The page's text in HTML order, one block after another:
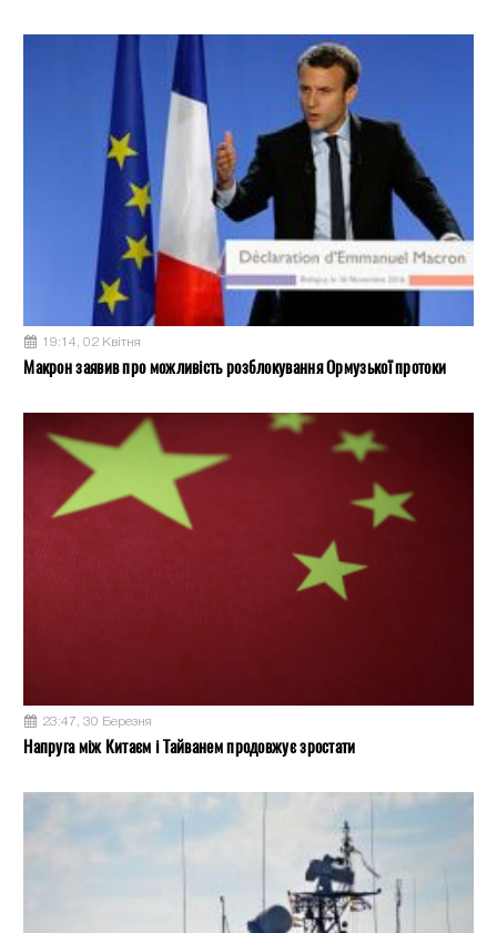
19:14, 02 Квітня
Макрон заявив про можливість розблокування Ормузької протоки
23:47, 30 Березня
Напруга між Китаєм і Тайванем продовжує зростати